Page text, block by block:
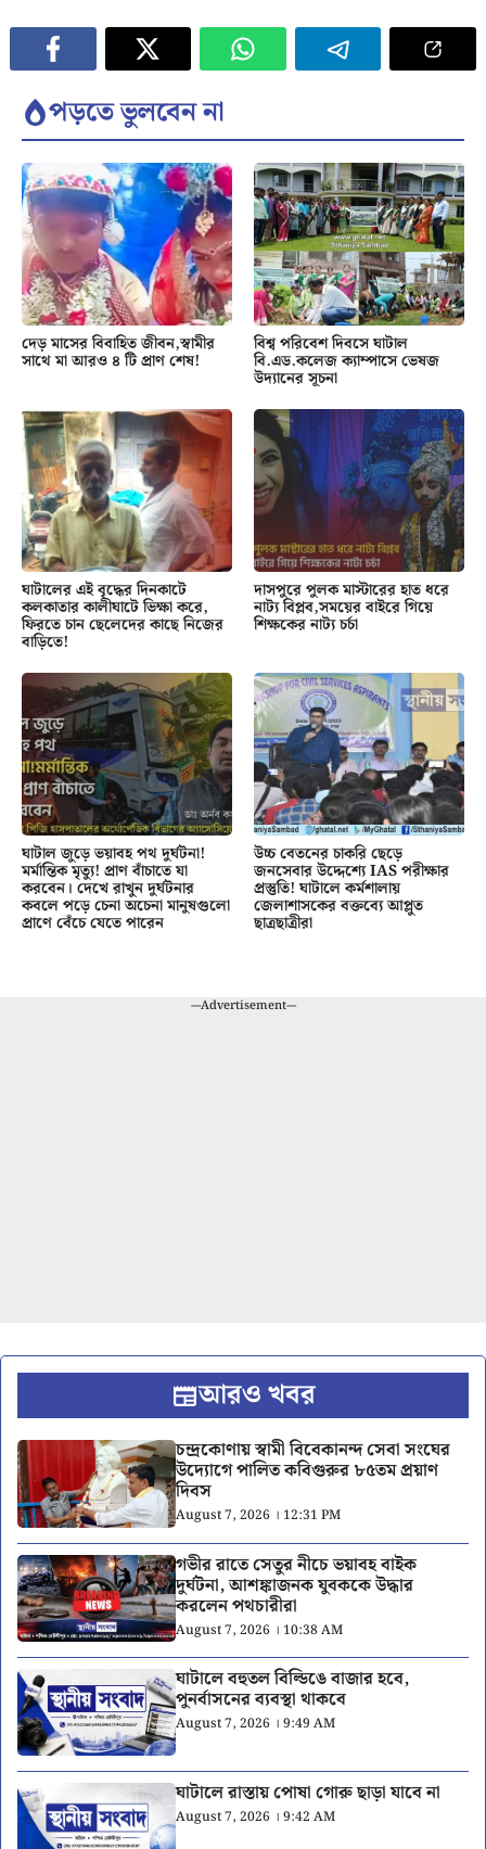
পড়তে ভুলবেন না
দেড় মাসের বিবাহিত জীবন,স্বামীর
সাথে মা আরও ৪ টি প্রাণ শেষ!
বিশ্ব পরিবেশ দিবসে ঘাটাল
বি.এড.কলেজ ক্যাম্পাসে ভেষজ
উদ্যানের সূচনা
ঘাটালের এই বৃদ্ধের দিনকাটে
কলকাতার কালীঘাটে ভিক্ষা করে,
ফিরতে চান ছেলেদের কাছে নিজের
বাড়িতে!
দাসপুরে পুলক মাস্টারের হাত ধরে
নাট্য বিপ্লব,সময়ের বাইরে গিয়ে
শিক্ষকের নাট্য চর্চা
ঘাটাল জুড়ে ভয়াবহ পথ দুর্ঘটনা!
মর্মান্তিক মৃত্যু! প্রাণ বাঁচাতে যা
করবেন। দেখে রাখুন দুর্ঘটনার
কবলে পড়ে চেনা অচেনা মানুষগুলো
প্রাণে বেঁচে যেতে পারেন
উচ্চ বেতনের চাকরি ছেড়ে
জনসেবার উদ্দেশ্যে IAS পরীক্ষার
প্রস্তুতি! ঘাটালে কর্মশালায়
জেলাশাসকের বক্তব্যে আপ্লুত
ছাত্রছাত্রীরা
---Advertisement---
আরও খবর
চন্দ্রকোণায় স্বামী বিবেকানন্দ সেবা সংঘের
উদ্যোগে পালিত কবিগুরুর ৮৫তম প্রয়াণ
দিবস
August 7, 2026 । 12:31 PM
গভীর রাতে সেতুর নীচে ভয়াবহ বাইক
দুর্ঘটনা, আশঙ্কাজনক যুবককে উদ্ধার
করলেন পথচারীরা
August 7, 2026 । 10:38 AM
ঘাটালে বহুতল বিল্ডিঙে বাজার হবে,
পুনর্বাসনের ব্যবস্থা থাকবে
August 7, 2026 । 9:49 AM
ঘাটালে রাস্তায় পোষা গোরু ছাড়া যাবে না
August 7, 2026 । 9:42 AM